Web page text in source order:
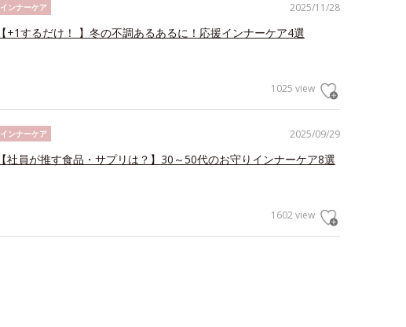
2025/11/28
インナーケア
【+1するだけ！ 】冬の不調あるあるに！応援インナーケア4選
1025 view
2025/09/29
インナーケア
【社員が推す食品・サプリは？】30～50代のお守りインナーケア8選
1602 view